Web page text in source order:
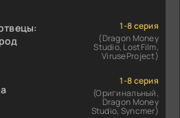
1-8 серия
(Dragon Money
Studio, LostFilm,
ViruseProject)
1-8 серия
(Оригинальный,
Dragon Money
Studio, Syncmer)